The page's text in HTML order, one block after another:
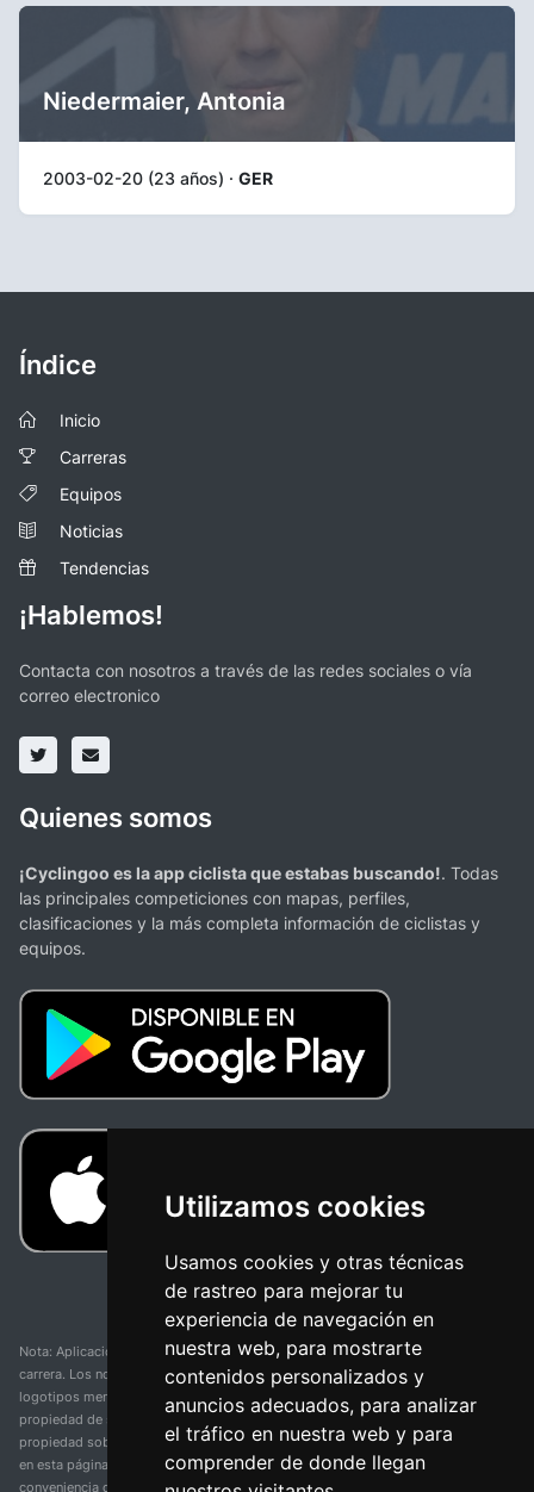
Utilizamos cookies
Usamos cookies y otras técnicas
de rastreo para mejorar tu
experiencia de navegación en
nuestra web, para mostrarte
contenidos personalizados y
anuncios adecuados, para analizar
el tráfico en nuestra web y para
comprender de donde llegan
Niedermaier, Antonia
2003-02-20 (23 años) · GER
Índice
Inicio
Carreras
Equipos
Noticias
Tendencias
¡Hablemos!
Contacta con nosotros a través de las redes sociales o vía
correo electronico
Quienes somos
¡Cyclingoo es la app ciclista que estabas buscando!. Todas
las principales competiciones con mapas, perfiles,
clasificaciones y la más completa información de ciclistas y
equipos.
Nota: Aplicación y web no oficial y no relacionada con ninguna organización o
carrera. Los nombres de equipos, competiciones, marcas comerciales y
logotipos mencionados en esta página de resultados de ciclismo son
propiedad de sus respectivos dueños. No tenemos afiliación, patrocinio ni
propiedad sobre estas marcas comerciales. Toda la información proporcionada
en esta página se presenta únicamente con fines informativos y para la
conveniencia de nuestros usuarios. Cualquier uso de nombres, marcas